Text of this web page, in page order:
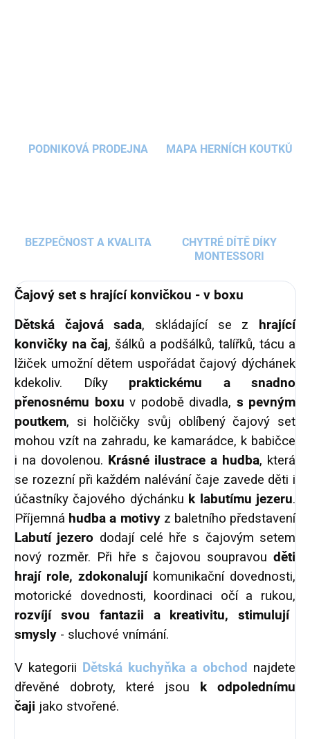
PODNIKOVÁ PRODEJNA MAPA HERNÍCH KOUTKŮ
BEZPEČNOST A KVALITA
CHYTRÉ DÍTĚ DÍKY
MONTESSORI
Čajový set s hrající konvičkou - v boxu
Dětská čajová sada, skládající se z hrající
konvičky na čaj, šálků a podšálků, talířků, tácu a
lžiček umožní dětem uspořádat čajový dýchánek
kdekoliv. Díky praktickému a snadno
přenosnému boxu v podobě divadla, s pevným
poutkem, si holčičky svůj oblíbený čajový set
mohou vzít na zahradu, ke kamarádce, k babičce
i na dovolenou. Krásné ilustrace a hudba, která
se rozezní při každém nalévání čaje zavede děti i
účastníky čajového dýchánku k labutímu jezeru.
Příjemná hudba a motivyz baletního představení
Labutí jezero dodají celé hře s čajovým setem
nový rozměr. Při hře s čajovou soupravou děti
hrají role, zdokonalujíkomunikační dovednosti,
motorické dovednosti, koordinaci očí a rukou,
rozvíjí svou fantazii a kreativitu, stimulují
smysly - sluchové vnímání.
V kategorii Dětská kuchyňka a obchod najdete
dřevěné dobroty, které jsou k odpolednímu
čaji jako stvořené.